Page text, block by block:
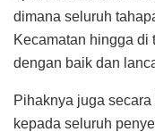
dimana seluruh
Kecamatan hingga di
dengan baik dan
Pihaknya juga
kepada seluruh